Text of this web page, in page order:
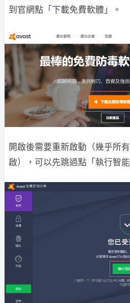
到官網點「下載免費軟體」。
開啟後需要重新啟動（幾乎所
啟），可以先跳過點「執行智